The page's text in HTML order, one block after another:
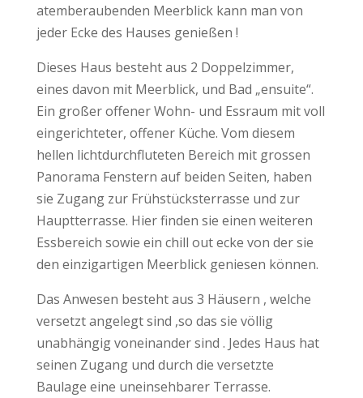
atemberaubenden Meerblick kann man von
jeder Ecke des Hauses genießen !
Dieses Haus besteht aus 2 Doppelzimmer,
eines davon mit Meerblick, und Bad „ensuite“.
Ein großer offener Wohn- und Essraum mit voll
eingerichteter, offener Küche. Vom diesem
hellen lichtdurchfluteten Bereich mit grossen
Panorama Fenstern auf beiden Seiten, haben
sie Zugang zur Frühstücksterrasse und zur
Hauptterrasse. Hier finden sie einen weiteren
Essbereich sowie ein chill out ecke von der sie
den einzigartigen Meerblick geniesen können.
Das Anwesen besteht aus 3 Häusern , welche
versetzt angelegt sind ,so das sie völlig
unabhängig voneinander sind . Jedes Haus hat
seinen Zugang und durch die versetzte
Baulage eine uneinsehbarer Terrasse.